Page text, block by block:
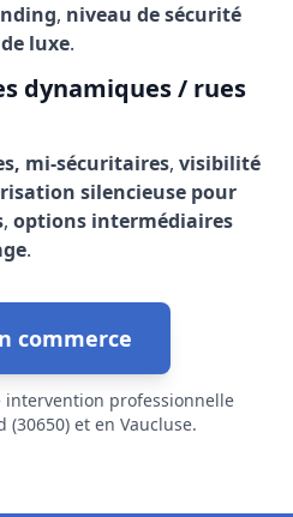
, niveau de sécurité
luxe.
dynamiques / rues
mi-sécuritaires, visibilité
silencieuse pour
, options intermédiaires
.
commerce
professionnelle
et en Vaucluse.